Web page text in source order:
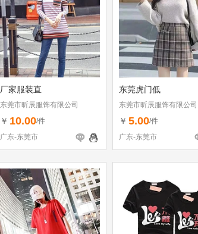
厂家服装直
东莞市昕辰服饰有限公司
￥ 10.00/件
广东-东莞市
东莞虎门低
东莞市昕辰服饰有限公司
￥ 5.00/件
广东-东莞市